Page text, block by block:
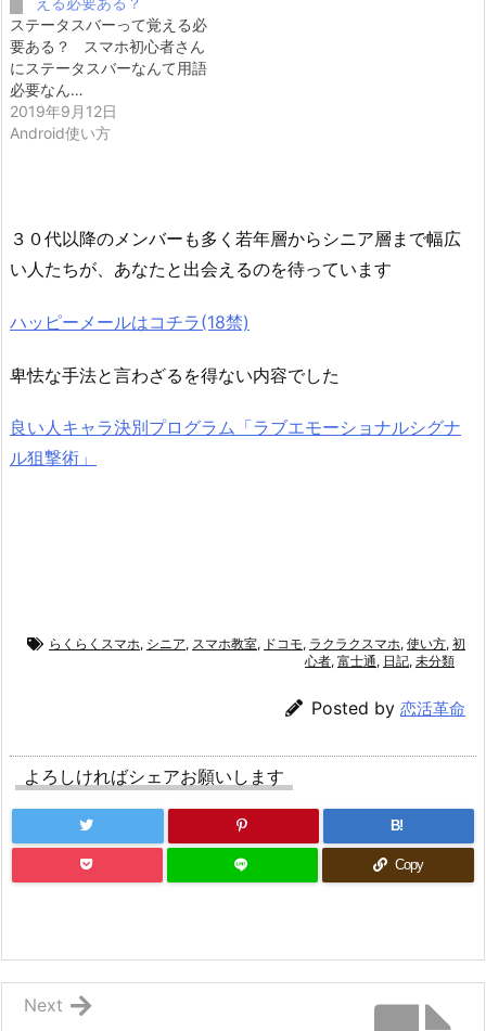
ステータスバーって覚える必
要ある？ スマホ初心者さん
にステータスバーなんて用語
必要なん…
2019年9月12日
Android使い方
３０代以降のメンバーも多く若年層からシニア層まで幅広
い人たちが、あなたと出会えるのを待っています
ハッピーメールはコチラ(18禁)
卑怯な手法と言わざるを得ない内容でした
良い人キャラ決別プログラム「ラブエモーショナルシグナ
ル狙撃術」
らくらくスマホ, シニア, スマホ教室, ドコモ, ラクラクスマホ, 使い方, 初
心者, 富士通, 日記, 未分類
Posted by 恋活革命
よろしければシェアお願いします
B!
Copy
Next